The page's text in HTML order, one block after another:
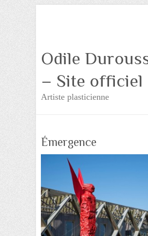
Odile
– Site officiel
Artiste plasticienne
Émergence